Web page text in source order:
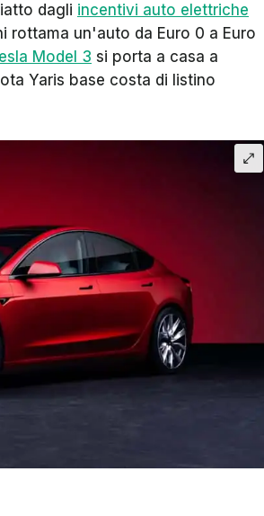
dagli incentivi auto elettriche
rottama un'auto da Euro 0 a Euro
Model 3 si porta a casa a
Yaris base costa di listino